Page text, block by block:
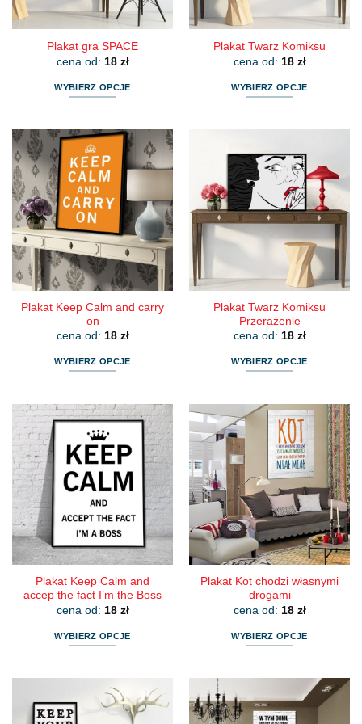
produktu
produktu
Plakat gra SPACE
cena od: 18 zł
WYBIERZ OPCJE
ma
wiele
wariantów.
Opcje
można
wybrać
na
stronie
produktu
Plakat Twarz Komiksu
cena od: 18 zł
WYBIERZ OPCJE
wiele
wariantów.
Opcje
można
wybrać
na
stronie
produktu
Plakat Keep Calm and carry
on
cena od: 18 zł
WYBIERZ OPCJE
ma
wiele
wariantów.
Opcje
można
wybrać
na
stronie
produktu
Plakat Twarz Komiksu
Przerażenie
cena od: 18 zł
WYBIERZ OPCJE
ma
wiele
wariantów.
Opcje
można
wybrać
na
stronie
produktu
Plakat Keep Calm and
accep the fact I’m the Boss
cena od: 18 zł
WYBIERZ OPCJE
wiele
Plakat Kot chodzi własnymi
drogami
cena od: 18 zł
WYBIERZ OPCJE
wiele